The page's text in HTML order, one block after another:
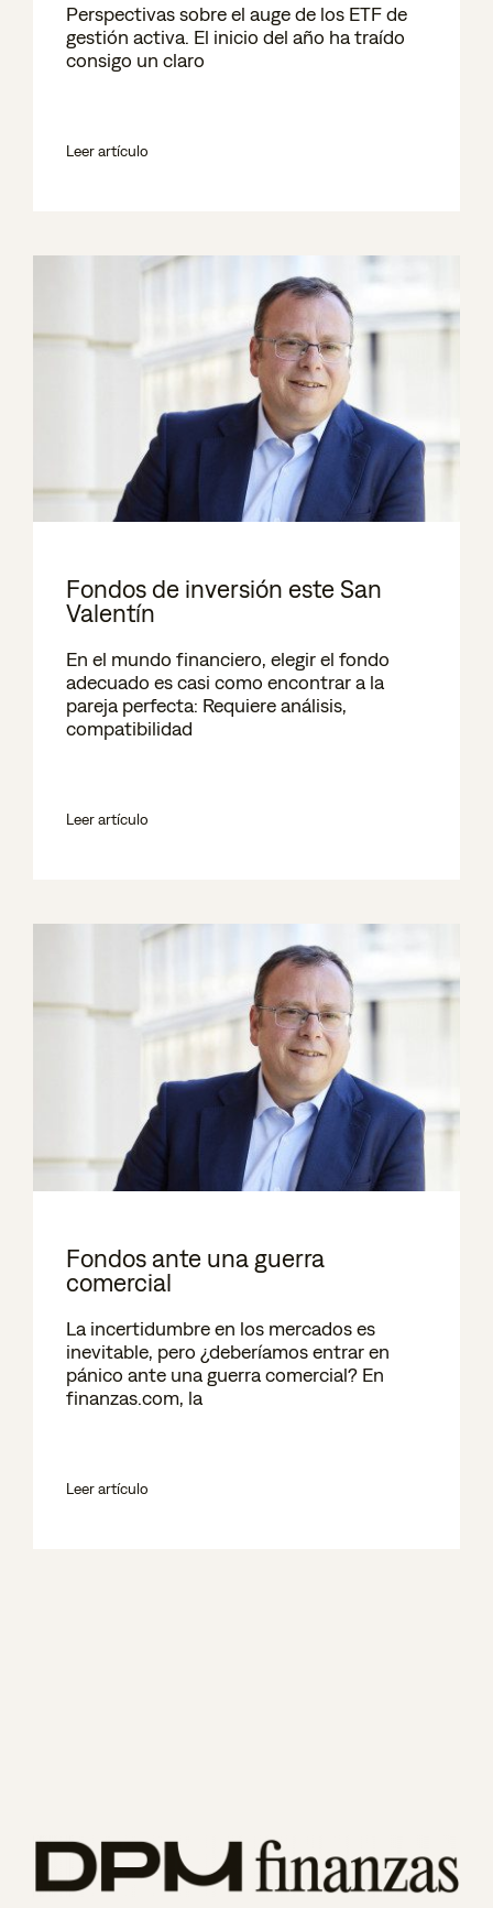
Perspectivas sobre el auge de los ETF de
gestión activa. El inicio del año ha traído
consigo un claro
Leer artículo
Fondos de inversión este San
Valentín
En el mundo financiero, elegir el fondo
adecuado es casi como encontrar a la
pareja perfecta: Requiere análisis,
compatibilidad
Leer artículo
Fondos ante una guerra
comercial
La incertidumbre en los mercados es
inevitable, pero ¿deberíamos entrar en
pánico ante una guerra comercial? En
finanzas.com, la
Leer artículo